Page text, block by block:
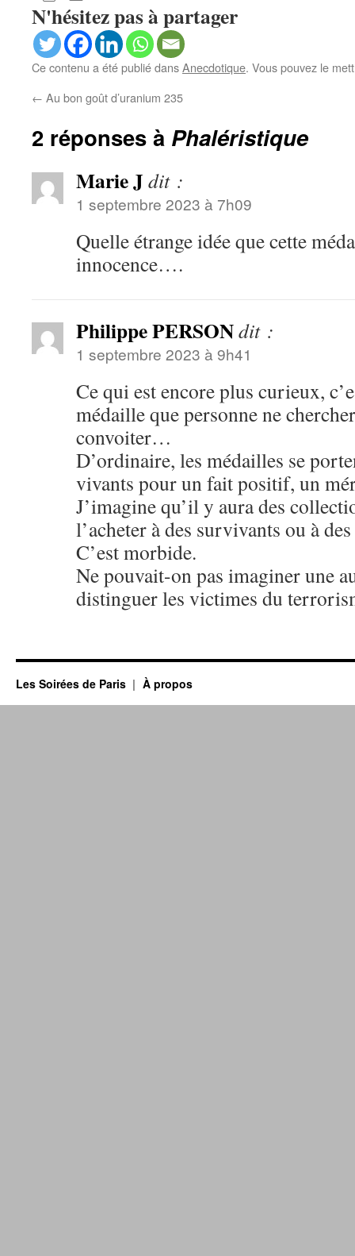
N'hésitez pas à partager
Ce contenu a été publié dansAnecdotique. Vous pouvez le
← Au bon goût d’uranium 235
2 réponses à Phaléristique
Marie Jdit :
1 septembre 2023 à 7h09
Quelle étrange idée que cette
innocence….
Philippe PERSONdit :
1 septembre 2023 à 9h41
Ce qui est encore plus curieux,
médaille que personne ne
convoiter…
D’ordinaire, les médailles se
vivants pour un fait positif, un
J’imagine qu’il y aura des
l’acheter à des survivants ou à
C’est morbide.
Ne pouvait-on pas imaginer une
distinguer les victimes du
Les Soirées de Paris À propos